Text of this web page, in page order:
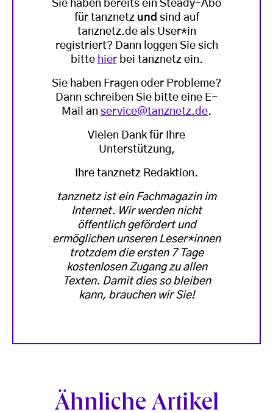
Sie haben bereits ein Steady-Abo
für tanznetz und sind auf
tanznetz.de als User*in
registriert? Dann loggen Sie sich
bitte hierbei tanznetz ein.
Sie haben Fragen oder Probleme?
Dann schreiben Sie bitte eine E-
Mail an service@tanznetz.de.
Vielen Dank für Ihre
Unterstützung,
Ihre tanznetz Redaktion.
tanznetz ist ein Fachmagazin im
Internet. Wir werden nicht
öffentlich gefördert und
ermöglichen unseren Leser*innen
trotzdem die ersten 7 Tage
kostenlosen Zugang zu allen
Texten. Damit dies so bleiben
kann, brauchen wir Sie!
Ähnliche Artikel